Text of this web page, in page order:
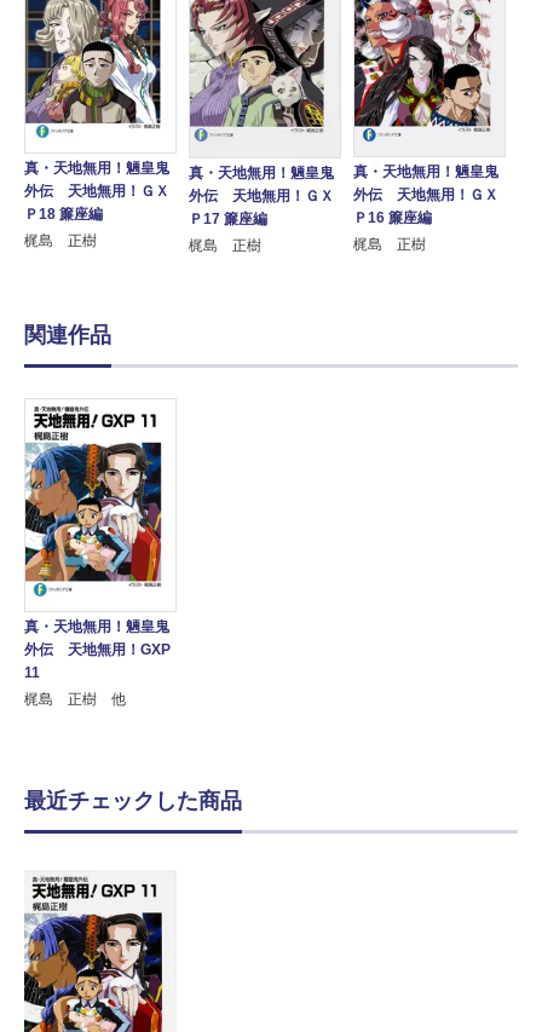
真・天地無用！魎皇鬼
外伝 天地無用！ＧＸ
Ｐ18 簾座編
梶島 正樹
真・天地無用！魎皇鬼
外伝 天地無用！ＧＸ
Ｐ17 簾座編
梶島 正樹
真・天地無用！魎皇鬼
外伝 天地無用！ＧＸ
Ｐ16 簾座編
梶島 正樹
関連作品
真・天地無用！魎皇鬼
外伝 天地無用！GXP
11
梶島 正樹 他
最近チェックした商品